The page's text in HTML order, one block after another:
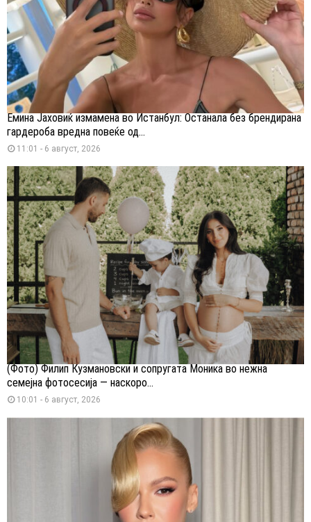
Емина Јаховиќ измамена во Истанбул: Останала без брендирана
гардероба вредна повеќе од...
11:01 - 6 август, 2026
(Фото) Филип Кузмановски и сопругата Моника во нежна
семејна фотосесија — наскоро...
10:01 - 6 август, 2026